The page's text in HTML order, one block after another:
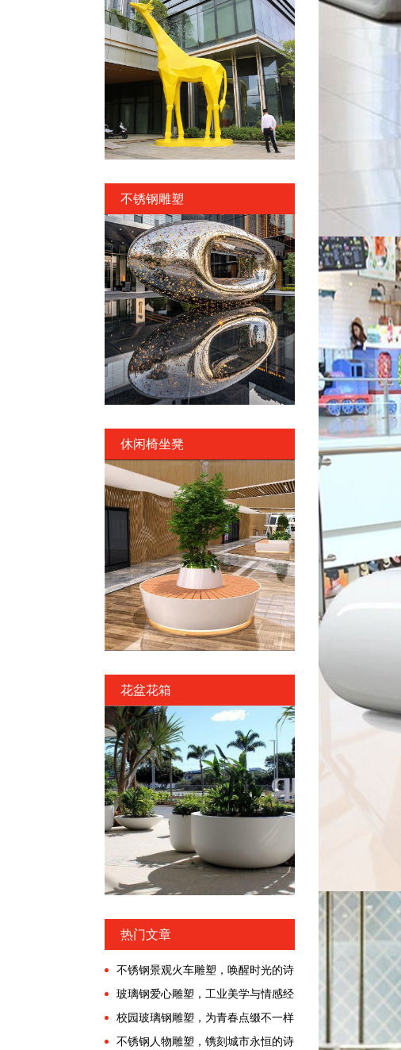
不锈钢雕塑
休闲椅坐凳
花盆花箱
热门文章
不锈钢景观火车雕塑，唤醒时光的诗
意漫游!
玻璃钢爱心雕塑，工业美学与情感经
济交融的时代!
校园玻璃钢雕塑，为青春点缀不一样
的色彩!
不锈钢人物雕塑，镌刻城市永恒的诗